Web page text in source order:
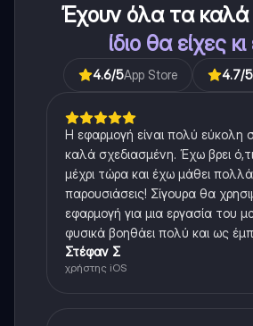
Έχουν όλα τα
ίδιο θα είχες
4.6/5App Store 4.7/5
Η εφαρμογή είναι πολύ εύκολη
καλά σχεδιασμένη. Έχω βρει
μέχρι τώρα και έχω μάθει
παρουσιάσεις! Σίγουρα θα
εφαρμογή για μια εργασία του
φυσικά βοηθάει πολύ και ως
Στέφαν Σ
χρήστης iOS